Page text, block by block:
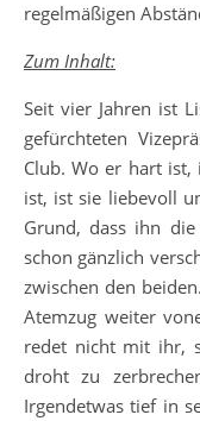
regelmäßigen
Zum Inhalt:
Seit vier Jahren ist
gefürchteten
Club. Wo er hart
ist, ist sie liebevoll
Grund, dass ihn
schon gänzlich
zwischen den
Atemzug weiter
redet nicht mit ihr,
droht zu
Irgendetwas tief in